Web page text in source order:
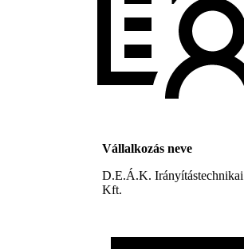
Vállalkozás neve
D.E.Á.K. Irányítástechnikai
Kft.